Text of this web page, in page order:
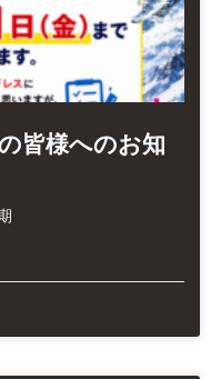
皆様へのお知